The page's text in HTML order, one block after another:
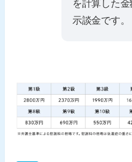
を計算した
示談金です。